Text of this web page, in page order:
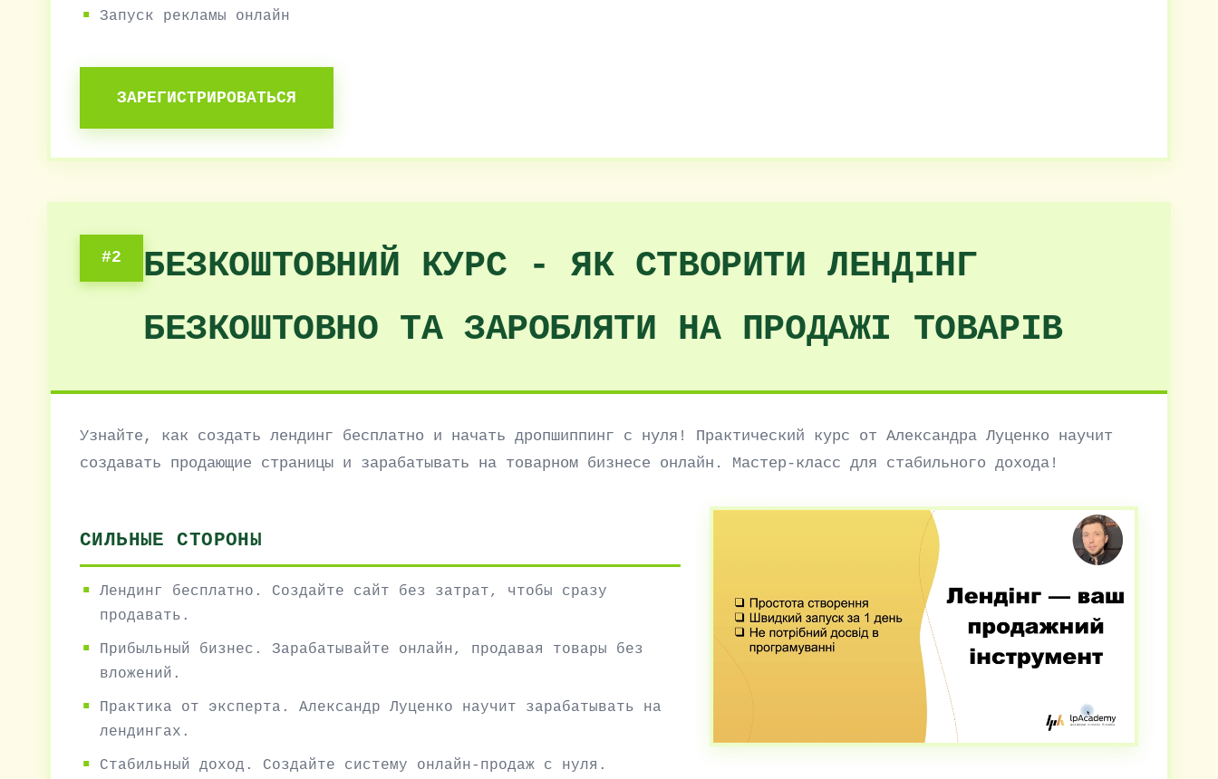
Запуск рекламы онлайн
ЗАРЕГИСТРИРОВАТЬСЯ
#2
БЕЗКОШТОВНИЙ КУРС - ЯК СТВОРИТИ ЛЕНДІНГ
БЕЗКОШТОВНО ТА ЗАРОБЛЯТИ НА ПРОДАЖІ ТОВАРІВ
Узнайте, как создать лендинг бесплатно и начать дропшиппинг с нуля! Практический курс от Александра Луценко научит
создавать продающие страницы и зарабатывать на товарном бизнесе онлайн. Мастер-класс для стабильного дохода!
СИЛЬНЫЕ СТОРОНЫ
Лендинг бесплатно. Создайте сайт без затрат, чтобы сразу
продавать.
Прибыльный бизнес. Зарабатывайте онлайн, продавая товары без
вложений.
Практика от эксперта. Александр Луценко научит зарабатывать на
лендингах.
Стабильный доход. Создайте систему онлайн-продаж с нуля.